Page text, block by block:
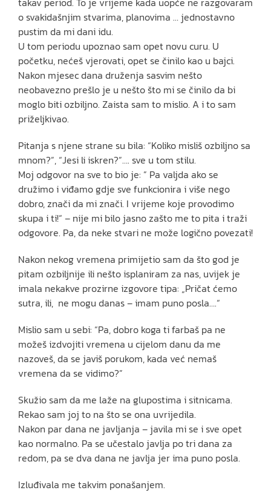
o svakidašnjim stvarima, planovima … jednostavno
pustim da mi dani idu.
U tom periodu upoznao sam opet novu curu. U
početku, nećeš vjerovati, opet se činilo kao u bajci.
Nakon mjesec dana druženja sasvim nešto
neobavezno prešlo je u nešto što mi se činilo da bi
moglo biti ozbiljno. Zaista sam to mislio. A i to sam
priželjkivao.
Pitanja s njene strane su bila: “Koliko misliš ozbiljno sa
mnom?”, “Jesi li iskren?”…. sve u tom stilu.
Moj odgovor na sve to bio je: ” Pa valjda ako se
družimo i viđamo gdje sve funkcionira i više nego
dobro, znači da mi znači. I vrijeme koje provodimo
skupa i ti!“ – nije mi bilo jasno zašto me to pita i traži
odgovore. Pa, da neke stvari ne može logično povezati!
Nakon nekog vremena primijetio sam da što god je
pitam ozbiljnije ili nešto isplaniram za nas, uvijek je
imala nekakve prozirne izgovore tipa: „Pričat ćemo
sutra, ili, ne mogu danas – imam puno posla….“
Mislio sam u sebi: “Pa, dobro koga ti farbaš pa ne
možeš izdvojiti vremena u cijelom danu da me
nazoveš, da se javiš porukom, kada već nemaš
vremena da se vidimo?”
Skužio sam da me laže na glupostima i sitnicama.
Rekao sam joj to na što se ona uvrijedila.
Nakon par dana ne javljanja – javila mi se i sve opet
kao normalno. Pa se učestalo javlja po tri dana za
redom, pa se dva dana ne javlja jer ima puno posla.
Izluđivala me takvim ponašanjem.